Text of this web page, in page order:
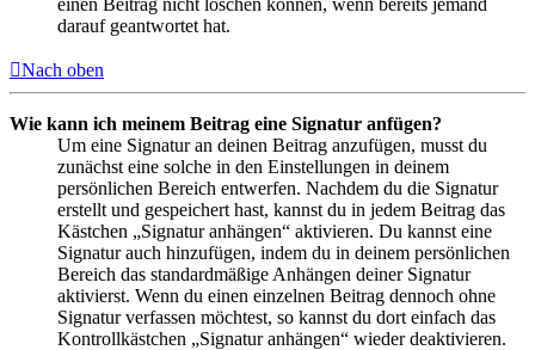
darauf geantwortet hat.
Nach oben
Wie kann ich meinem Beitrag eine Signatur anfügen?
Um eine Signatur an deinen Beitrag anzufügen, musst du
zunächst eine solche in den Einstellungen in deinem
persönlichen Bereich entwerfen. Nachdem du die Signatur
erstellt und gespeichert hast, kannst du in jedem Beitrag das
Kästchen „Signatur anhängen“ aktivieren. Du kannst eine
Signatur auch hinzufügen, indem du in deinem persönlichen
Bereich das standardmäßige Anhängen deiner Signatur
aktivierst. Wenn du einen einzelnen Beitrag dennoch ohne
Signatur verfassen möchtest, so kannst du dort einfach das
Kontrollkästchen „Signatur anhängen“ wieder deaktivieren.